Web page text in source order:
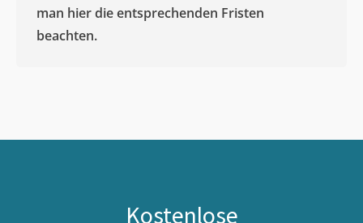
man hier die entsprechenden Fristen
beachten.
Kostenlose